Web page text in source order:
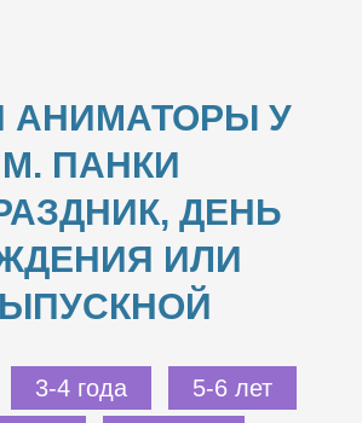
АНИМАТОРЫ У
М. ПАНКИ
ДЕНЬ
ИЛИ
3-4 года
5-6 лет